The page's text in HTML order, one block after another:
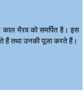
भैरव को समर्पित है। इस